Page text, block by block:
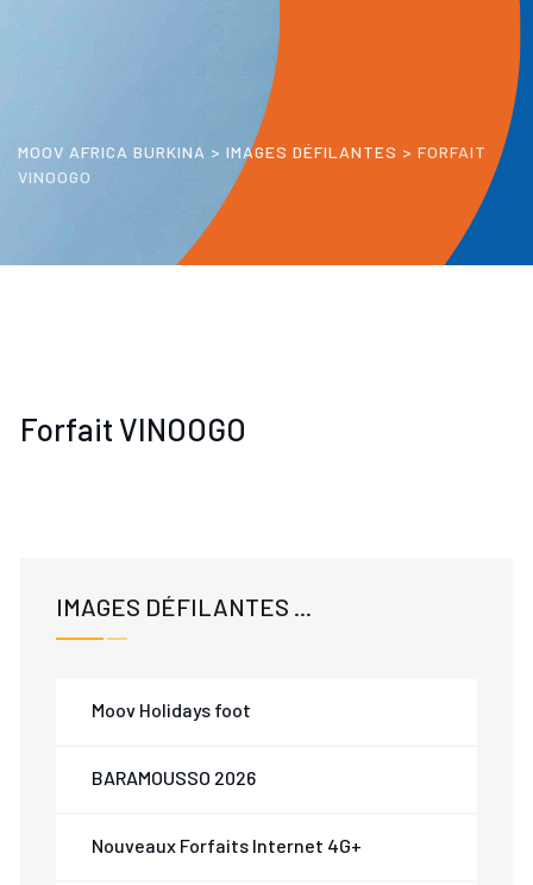
MOOV AFRICA BURKINA > IMAGES DÉFILANTES > FORFAIT
VINOOGO
IMAGES DÉFILANTES ...
Moov Holidays foot
BARAMOUSSO 2026
Nouveaux Forfaits Internet 4G+
Forfait VINOOGO